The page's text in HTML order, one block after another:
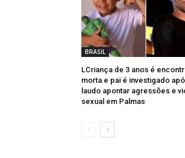
BRASIL
LCriança de 3 anos é
morta e pai é investigado
laudo apontar agressões e
sexual em Palmas